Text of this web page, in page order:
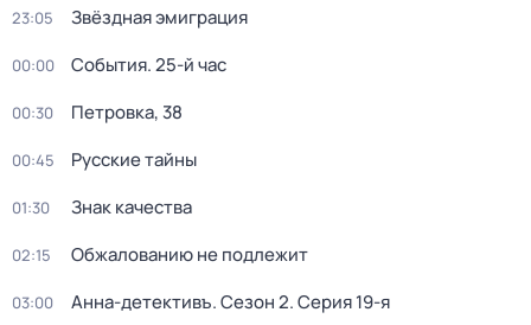
23:05 Звёздная эмиграция
00:00 События. 25-й час
00:30 Петровка, 38
00:45 Русские тайны
01:30 Знак качества
02:15 Обжалованию не подлежит
03:00 Анна-детективъ. Сезон 2. Серия 19-я